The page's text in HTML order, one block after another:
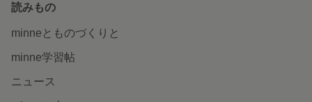
読みもの
minneとものづくりと
minne学習帖
ニュース